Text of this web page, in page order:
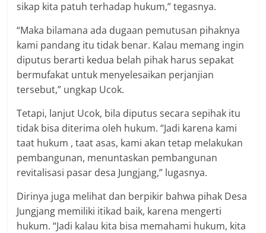
sikap kita patuh terhadap hukum,” tegasnya.
“Maka bilamana ada dugaan pemutusan pihaknya
kami pandang itu tidak benar. Kalau memang ingin
diputus berarti kedua belah pihak harus sepakat
bermufakat untuk menyelesaikan perjanjian
tersebut,” ungkap Ucok.
Tetapi, lanjut Ucok, bila diputus secara sepihak itu
tidak bisa diterima oleh hukum. “Jadi karena kami
taat hukum , taat asas, kami akan tetap melakukan
pembangunan, menuntaskan pembangunan
revitalisasi pasar desa Jungjang,” lugasnya.
Dirinya juga melihat dan berpikir bahwa pihak Desa
Jungjang memiliki itikad baik, karena mengerti
hukum. “Jadi kalau kita bisa memahami hukum, kita